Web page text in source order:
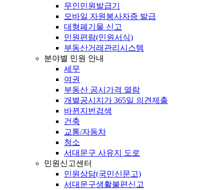
무인민원발급기
모바일 자원봉사자증 발급
대형폐기물 신고
민원편람(민원서식)
부동산거래관리시스템
분야별 민원 안내
세무
여권
부동산 공시가격 열람
개별공시지가 365일 의견제출
바뀐지번검색
건축
교통/자동차
청소
서대문구 사유지 도로
민원신고센터
민원상담(국민신문고)
서대문구생활불편신고